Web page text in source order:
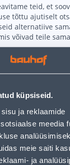
küpsiseid.
ja reklaamide
meedia
meie saiti
ja
teid, et
tõttu ajutiselt
alternatiive
võivad teile
pea aga siin
naastes
15 x 15 x